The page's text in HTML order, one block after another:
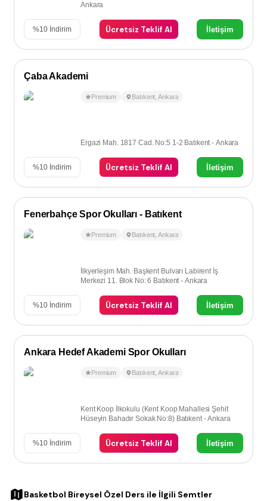
Ankara
%10 İndirim Ücretsiz Teklif Al İletişim
Çaba Akademi
Premium Batıkent ,Ankara
Ergazi Mah. 1817 Cad. No:5 1-2 Batıkent - Ankara
%10 İndirim Ücretsiz Teklif Al İletişim
Fenerbahçe Spor Okulları - Batıkent
Premium Batıkent ,Ankara
İlkyerleşim Mah. Başkent Bulvarı Labirent İş
Merkezi 11. Blok No: 6 Batıkent - Ankara
%10 İndirim Ücretsiz Teklif Al İletişim
Ankara Hedef Akademi Spor Okulları
Premium Batıkent ,Ankara
Kent Koop İlkokulu (Kent Koop Mahallesi Şehit
Hüseyin Bahadır Sokak No:8) Batıkent - Ankara
%10 İndirim Ücretsiz Teklif Al İletişim
Basketbol Bireysel Özel Ders ile İlgili Semtler